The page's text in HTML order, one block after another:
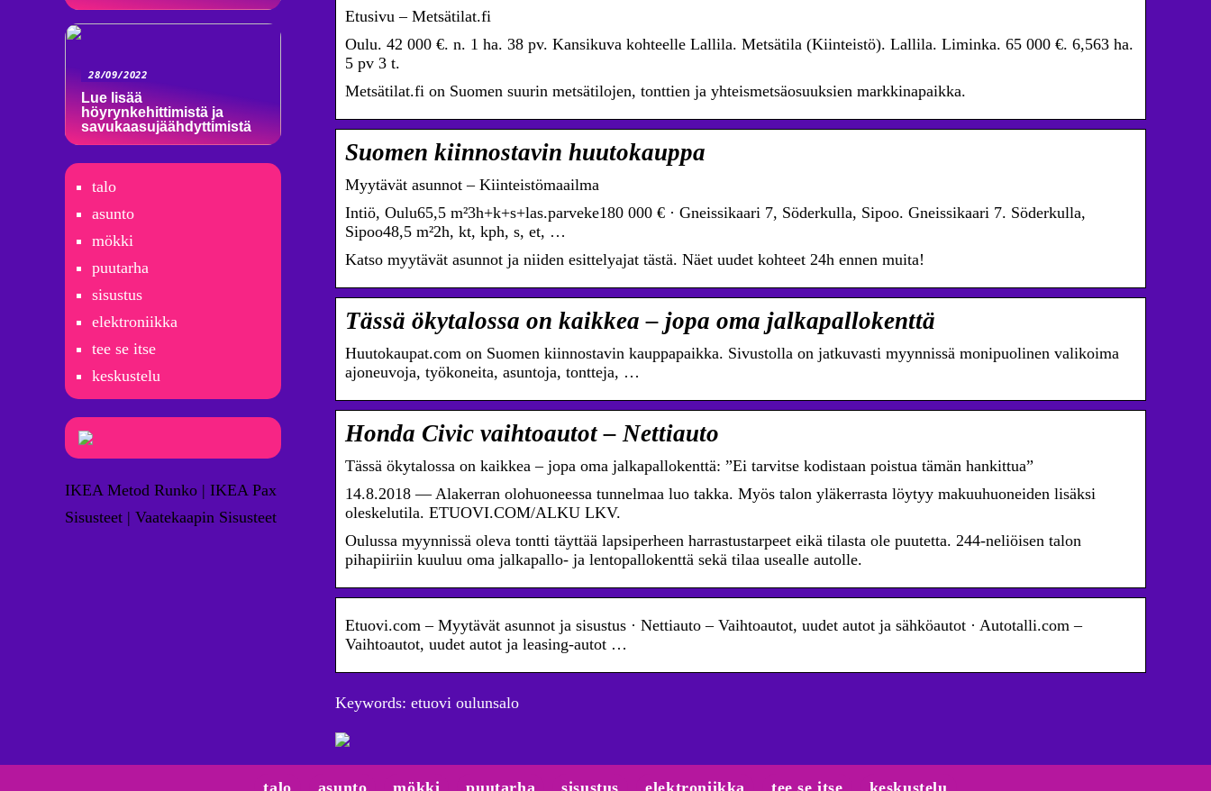
Etusivu – Metsätilat.fi
Oulu. 42 000 €. n. 1 ha. 38 pv. Kansikuva kohteelle Lallila. Metsätila (Kiinteistö). Lallila. Liminka. 65 000 €. 6,563 ha.
5 pv 3 t.
Metsätilat.fi on Suomen suurin metsätilojen, tonttien ja yhteismetsäosuuksien markkinapaikka.
Suomen kiinnostavin huutokauppa
Myytävät asunnot – Kiinteistömaailma
Intiö, Oulu65,5 m²3h+k+s+las.parveke180 000 € · Gneissikaari 7, Söderkulla, Sipoo. Gneissikaari 7. Söderkulla,
Sipoo48,5 m²2h, kt, kph, s, et, …
Katso myytävät asunnot ja niiden esittelyajat tästä. Näet uudet kohteet 24h ennen muita!
Tässä ökytalossa on kaikkea – jopa oma jalkapallokenttä
Huutokaupat.com on Suomen kiinnostavin kauppapaikka. Sivustolla on jatkuvasti myynnissä monipuolinen valikoima
ajoneuvoja, työkoneita, asuntoja, tontteja, …
Honda Civic vaihtoautot – Nettiauto
Tässä ökytalossa on kaikkea – jopa oma jalkapallokenttä: ”Ei tarvitse kodistaan poistua tämän hankittua”
14.8.2018 — Alakerran olohuoneessa tunnelmaa luo takka. Myös talon yläkerrasta löytyy makuuhuoneiden lisäksi
oleskelutila. ETUOVI.COM/ALKU LKV.
Oulussa myynnissä oleva tontti täyttää lapsiperheen harrastustarpeet eikä tilasta ole puutetta. 244-neliöisen talon
pihapiiriin kuuluu oma jalkapallo- ja lentopallokenttä sekä tilaa usealle autolle.
Etuovi.com – Myytävät asunnot ja sisustus · Nettiauto – Vaihtoautot, uudet autot ja sähköautot · Autotalli.com –
Vaihtoautot, uudet autot ja leasing-autot …
Keywords: etuovi oulunsalo
28/09/2022
Lue lisää
höyrynkehittimistä ja
savukaasujäähdyttimistä
talo
asunto
mökki
puutarha
sisustus
elektroniikka
tee se itse
keskustelu
IKEA Metod Runko | IKEA Pax
Sisusteet | Vaatekaapin Sisusteet